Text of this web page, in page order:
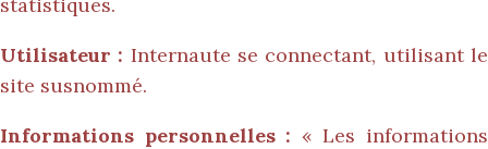
Utilisateur : Internaute se connectant, utilisant le
site susnommé.
Informations personnelles : « Les informations